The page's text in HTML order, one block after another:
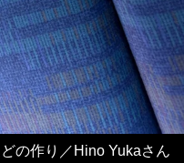
の作り／Hino Yukaさん